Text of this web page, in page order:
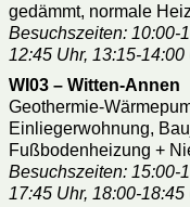
gedämmt, normale
Besuchszeiten: 10:00-
12:45 Uhr, 13:15-
WI03 – Witten-Annen
Geothermie-
Einliegerwohnung,
Fußbodenheizung +
Besuchszeiten: 15:00-
17:45 Uhr, 18:00-18:45